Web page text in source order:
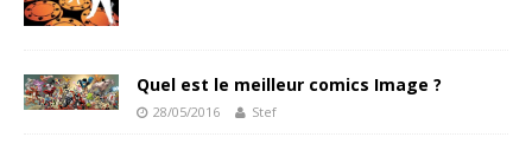
Quel est le meilleur comics Image ?
28/05/2016 Stef